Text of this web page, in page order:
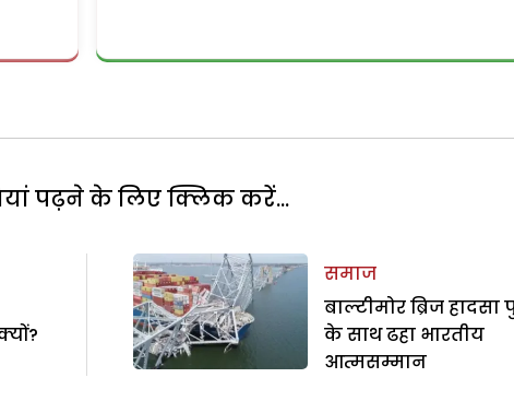
पढ़ने के लिए क्लिक करें...
समाज
बाल्टीमोर ब्रिज हादसा
के साथ ढहा भारतीय
आत्मसम्मान